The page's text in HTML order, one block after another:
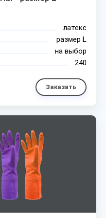
латекс
размер L
на выбор
240
Заказать